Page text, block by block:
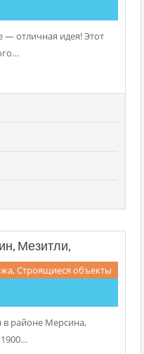
отличная идея! Этот
Мезитли,
Строящиеся объекты
в районе Мерсина,